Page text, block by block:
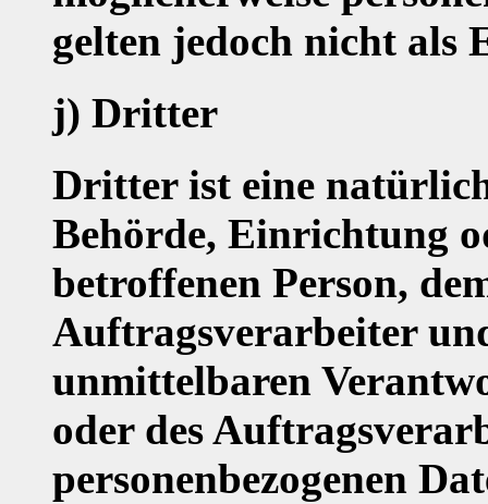
gelten jedoch nicht als
j) Dritter
Dritter ist eine
Behörde, Einrichtung
betroffenen Person,
Auftragsverarbeiter
unmittelbaren
oder des
personenbezogenen